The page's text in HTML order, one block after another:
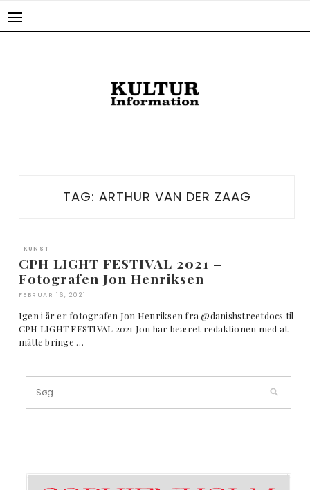
TAG: ARTHUR VAN DER ZAAG
KUNST
CPH LIGHT FESTIVAL 2021 –
Fotografen Jon Henriksen
FEBRUAR 16, 2021
Igen i år er fotografen Jon Henriksen fra @danishstreetdocs til
CPH LIGHT FESTIVAL 2021 Jon har beæret redaktionen med at
måtte bringe …